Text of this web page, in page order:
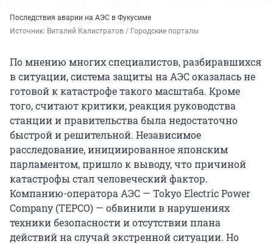
Последствия аварии на АЭС в Фукусиме
Источник: Виталий Калистратов / Городские порталы
По мнению многих специалистов, разбиравшихся
в ситуации, система защиты на АЭС оказалась не
готовой к катастрофе такого масштаба. Кроме
того, считают критики, реакция руководства
станции и правительства была недостаточно
быстрой и решительной. Независимое
расследование, инициированное японским
парламентом, пришло к выводу, что причиной
катастрофы стал человеческий фактор.
Компанию-оператора АЭС — Tokyo Electric Power
Company (TEPCO) — обвинили в нарушениях
техники безопасности и отсутствии плана
действий на случай экстренной ситуации. Но